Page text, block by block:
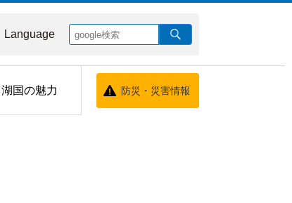
Language
湖国の魅力 防災・災害情報